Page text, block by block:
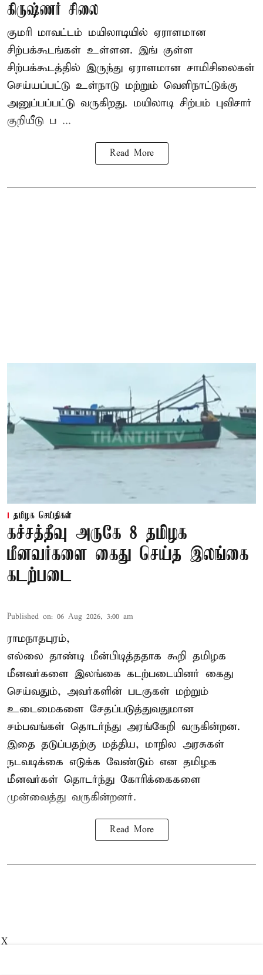
கிருஷ்ணர் சிலை
குமரி மாவட்டம் மயிலாடியில் ஏராளமான
சிற்பக்கூடங்கள் உள்ளன. இங் குள்ள
சிற்பக்கூடத்தில் இருந்து ஏராளமான சாமிசிலைகள்
செய்யப்பட்டு உள்நாடு மற்றும் வெளிநாட்டுக்கு
அனுப்பப்பட்டு வருகிறது. மயிலாடி சிற்பம் புவிசார்
குறியீடு ப ...
Read More
தமிழக செய்திகள்
கச்சத்தீவு அருகே 8 தமிழக
மீனவர்களை கைது செய்த இலங்கை
கடற்படை
Published on: 06 Aug 2026, 3:00 am
ராமநாதபுரம்,
எல்லை தாண்டி மீன்பிடித்ததாக கூறி தமிழக
மீனவர்களை இலங்கை கடற்படையினர் கைது
செய்வதும், அவர்களின் படகுகள் மற்றும்
உடைமைகளை சேதப்படுத்துவதுமான
சம்பவங்கள் தொடர்ந்து அரங்கேறி வருகின்றன.
இதை தடுப்பதற்கு மத்திய, மாநில அரசுகள்
நடவடிக்கை எடுக்க வேண்டும் என தமிழக
மீனவர்கள் தொடர்ந்து கோரிக்கைகளை
முன்வைத்து வருகின்றனர்.
Read More
X